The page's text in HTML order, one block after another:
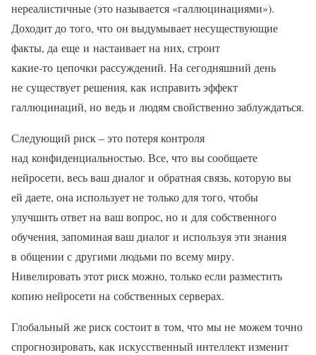
нереалистичные (это называется «галлюцинациями»).
Доходит до того, что он выдумывает несуществующие
факты, да еще и настаивает на них, строит
какие‑то цепочки рассуждений. На сегодняшний день
не существует решения, как исправить эффект
галлюцинаций, но ведь и людям свойственно заблуждаться.
Следующий риск – это потеря контроля
над конфиденциальностью. Все, что вы сообщаете
нейросети, весь ваш диалог и обратная связь, которую вы
ей даете, она использует не только для того, чтобы
улучшить ответ на ваш вопрос, но и для собственного
обучения, запоминая ваш диалог и используя эти знания
в общении с другими людьми по всему миру.
Нивелировать этот риск можно, только если разместить
копию нейросети на собственных серверах.
Глобальный же риск состоит в том, что мы не можем точно
спрогнозировать, как искусственный интеллект изменит